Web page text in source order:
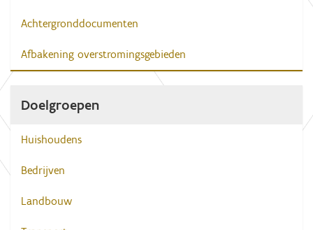
Achtergronddocumenten
Afbakening overstromingsgebieden
Doelgroepen
Huishoudens
Bedrijven
Landbouw